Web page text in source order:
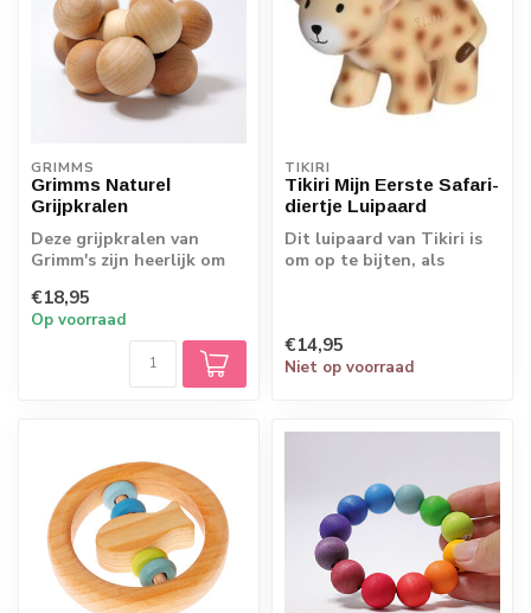
GRIMMS
Grimms Naturel
Grijpkralen
Deze grijpkralen van
Grimm's zijn heerlijk om
baby's. De kra...
€18,95
Op voorraad
TIKIRI
Tikiri Mijn Eerste Safari-
diertje Luipaard
Dit luipaard van Tikiri is
om op te bijten, als
€14,95
Niet op voorraad